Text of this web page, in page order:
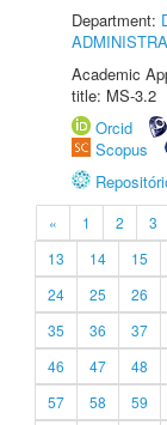
Department:
Academic
title: MS-3.2
Orcid
Scopus
« 1 2 3
13
14 15
24
25 26
35
36 37
46
47 48
57
58 59